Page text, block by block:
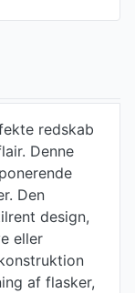
redskab
Denne
Den
design,
eller
af flasker,